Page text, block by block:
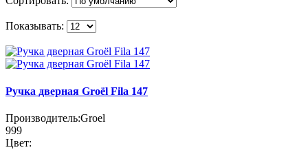
Показывать:
Ручка дверная Groёl Fila 147
Производитель:Groel
999
Цвет: